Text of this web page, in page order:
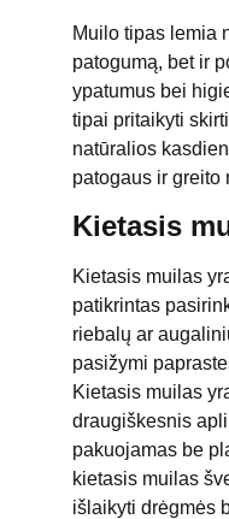
Muilo tipas lemia
patogumą, bet ir
ypatumus bei
tipai pritaikyti
natūralios
patogaus ir greito
Kietasis
Kietasis muilas
patikrintas
riebalų ar
pasižymi
Kietasis muilas
draugiškesnis
pakuojamas be
kietasis muilas
išlaikyti drėgmės